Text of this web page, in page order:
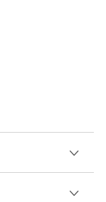
dig och ditt barn
med många modeller,
funktioner. Med guiden
bekväm och smidig för